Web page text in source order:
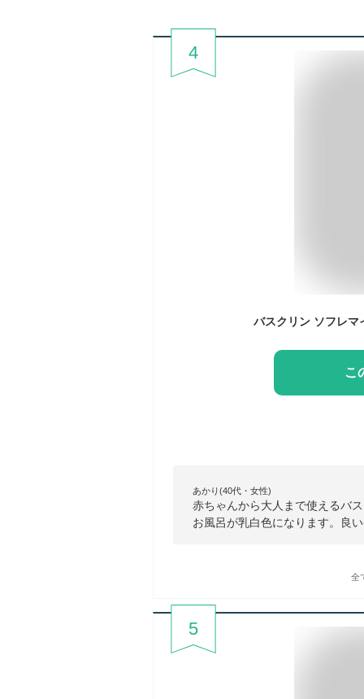
4
バスクリン ソフレマ
こ
あかり(40代・女性)
赤ちゃんから大人まで使えるバ
お風呂が乳白色になります。良
全
5